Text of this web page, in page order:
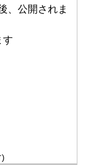
、公開されま
す
)